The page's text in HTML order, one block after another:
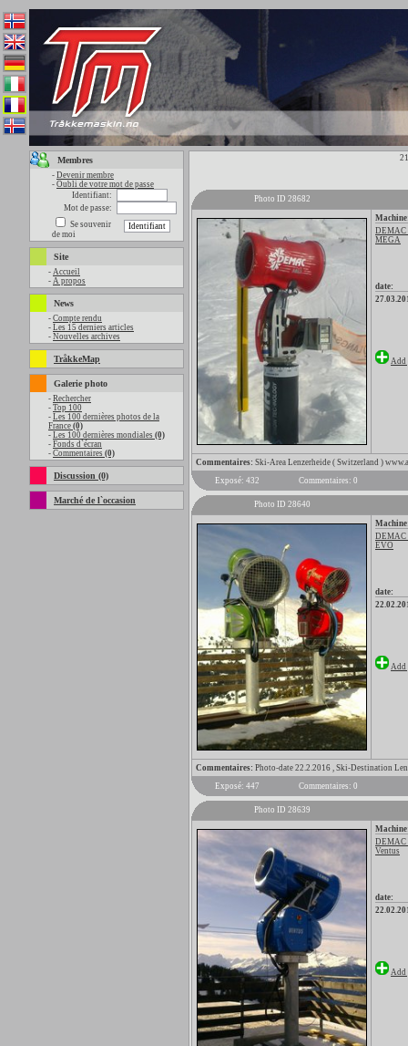
Membres
- Devenir membre
- Oubli de votre mot de passe
Identifiant:
Mot de passe:
Se souvenir
de moi
Site
- Accueil
- A propos
News
- Compte rendu
- Les 15 derniers articles
- Nouvelles archives
TråkkeMap
Galerie photo
- Rechercher
- Top 100
- Les 100 dernières photos de la
France (0)
- Les 100 dernières mondiales (0)
- Fonds d`écran
- Commentaires (0)
Discussion (0)
Marché de l`occasion
Photo ID 28682
MEGA
date:
Add
Commentaires: Ski-Area Lenzerheide ( Switzerland )
Exposé: 432
Commentaires: 0
Photo ID 28640
EVO
date:
Add
Commentaires: Photo-date 22.2.2016 , Ski-Destination
Exposé: 447
Commentaires: 0
Photo ID 28639
Ventus
date:
Add